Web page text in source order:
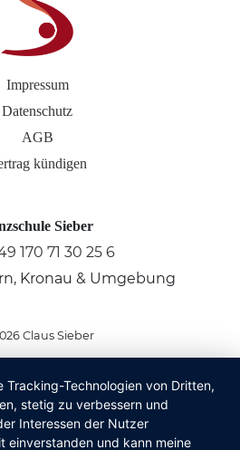
Impressum
Datenschutz
AGB
kündigen
Sieber
170 71 30 25 6
Kronau & Umgebung
Claus Sieber
Tracking-Technologien von Dritten,
stetig zu verbessern und
Interessen der Nutzer
einverstanden und kann meine